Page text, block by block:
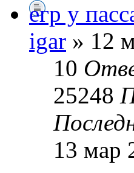
егр у
igar » 12
10
25248
13 мар